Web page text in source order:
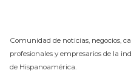
Comunidad de noticias, negocios,
profesionales y empresarios de la
de Hispanoamérica.